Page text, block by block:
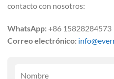
contacto con nosotros:
WhatsApp:+86 15828284573
Correo electrónico: